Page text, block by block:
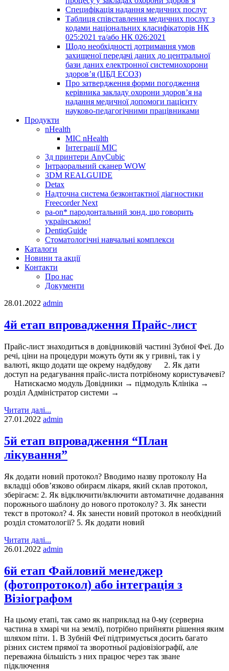
Специфікація надання медичних послуг
Таблиця співставлення медичних послуг з
кодами національних класифікаторів НК
025:2021 та/або НК 026:2021
Щодо необхідності дотримання умов
захищеної передачі даних до центральної
бази даних електронної системиохорони
здоров’я (ЦБД ЕСОЗ)
Про затвердження форми погодження
керівника закладу охорони здоров’я на
надання медичної допомоги пацієнту
науково-педагогічними працівниками
Продукти
nHealth
МІС nHealth
Інтеграції МІС
3д принтери AnyCubic
Інтраоральний сканер WOW
3DM REALGUIDE
Detax
Надточна система безконтактної діагностики
Freecorder Next
pa-on* пародонтальний зонд, що говорить
українською!
DentiqGuide
Стоматологічні навчальні комплекси
Каталоги
Новини та акції
Контакти
Про нас
Документи
28.01.2022 admin
4й етап впровадження Прайс-лист
Прайс-лист знаходиться в довідниковій частині Зубної Феї. До
речі, ціни на процедури можуть бути як у гривні, так і у
валюті, якщо додати ще окрему надбудову 2. Як дати
доступ на редагування прайс-листа потрібному користувачеві?
Натискаємо модуль Довідники → підмодуль Клініка →
розділ Адміністратор системи →
Читати далі...
27.01.2022 admin
5й етап впровадження “План
лікування”
Як додати новий протокол? Вводимо назву протоколу На
вкладці обов’язково обираєм лікаря, який склав протокол,
зберігаєм: 2. Як відключити/включити автоматичне додавання
порожнього шаблону до нового протоколу? 3. Як занести
текст в протокол? 4. Як занести новий протокол в необхідний
розділ стоматології? 5. Як додати новий
Читати далі...
26.01.2022 admin
6й етап Файловий менеджер
(фотопротокол) або інтеграція з
Візіографом
На цьому етапі, так само як наприклад на 0-му (серверна
частина в хмарі чи на землі), потрібно прийняти рішення яким
шляхом піти. 1. В Зубній Феї підтримується досить багато
різних систем прямої та зворотньої радіовізіографії, але
переважна більшість з них працює через так зване
підключення